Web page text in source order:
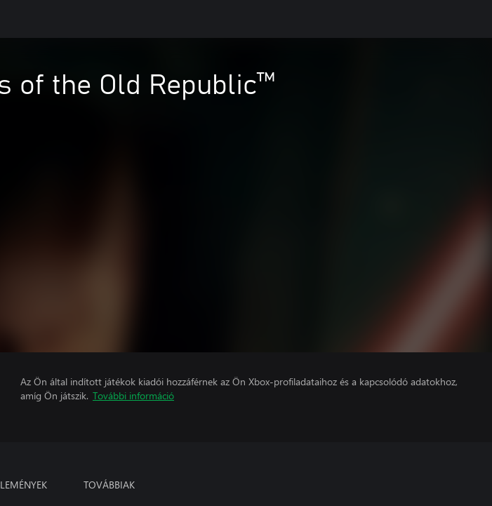
of the Old Republic™
Az Ön által indított játékok kiadói hozzáférnek az Ön Xbox-profiladataihoz és a kapcsolódó adatokhoz,
amíg Ön játszik. További információ
TOVÁBBIAK